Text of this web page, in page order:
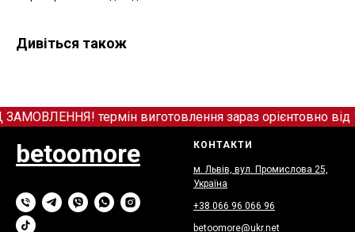
Дивіться також
термін виготовлення зараз орієнтовно від
betoomore КОНТАКТИ
м. Львів, вул. Промислова 25,
Україна
+38 066 96 066 96
betoomore@ukr.net